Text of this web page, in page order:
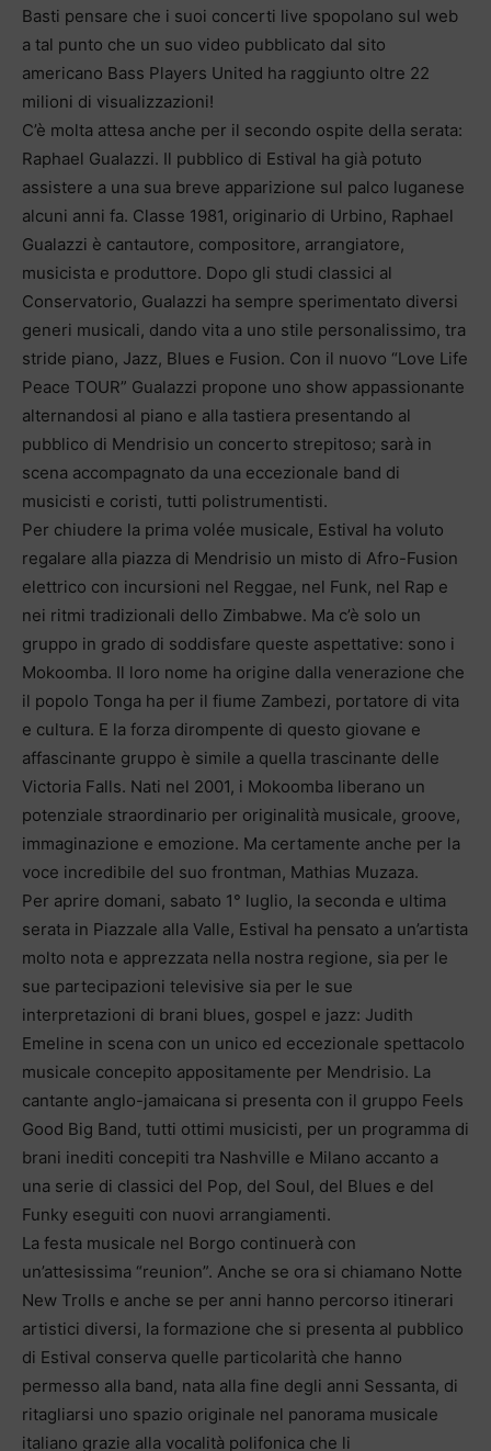
Basti pensare che i suoi concerti live spopolano sul web
a tal punto che un suo video pubblicato dal sito
americano Bass Players United ha raggiunto oltre 22
milioni di visualizzazioni!
C’è molta attesa anche per il secondo ospite della serata:
Raphael Gualazzi. Il pubblico di Estival ha già potuto
assistere a una sua breve apparizione sul palco luganese
alcuni anni fa. Classe 1981, originario di Urbino, Raphael
Gualazzi è cantautore, compositore, arrangiatore,
musicista e produttore. Dopo gli studi classici al
Conservatorio, Gualazzi ha sempre sperimentato diversi
generi musicali, dando vita a uno stile personalissimo, tra
stride piano, Jazz, Blues e Fusion. Con il nuovo “Love Life
Peace TOUR” Gualazzi propone uno show appassionante
alternandosi al piano e alla tastiera presentando al
pubblico di Mendrisio un concerto strepitoso; sarà in
scena accompagnato da una eccezionale band di
musicisti e coristi, tutti polistrumentisti.
Per chiudere la prima volée musicale, Estival ha voluto
regalare alla piazza di Mendrisio un misto di Afro-Fusion
elettrico con incursioni nel Reggae, nel Funk, nel Rap e
nei ritmi tradizionali dello Zimbabwe. Ma c’è solo un
gruppo in grado di soddisfare queste aspettative: sono i
Mokoomba. Il loro nome ha origine dalla venerazione che
il popolo Tonga ha per il fiume Zambezi, portatore di vita
e cultura. E la forza dirompente di questo giovane e
affascinante gruppo è simile a quella trascinante delle
Victoria Falls. Nati nel 2001, i Mokoomba liberano un
potenziale straordinario per originalità musicale, groove,
immaginazione e emozione. Ma certamente anche per la
voce incredibile del suo frontman, Mathias Muzaza.
Per aprire domani, sabato 1° luglio, la seconda e ultima
serata in Piazzale alla Valle, Estival ha pensato a un’artista
molto nota e apprezzata nella nostra regione, sia per le
sue partecipazioni televisive sia per le sue
interpretazioni di brani blues, gospel e jazz: Judith
Emeline in scena con un unico ed eccezionale spettacolo
musicale concepito appositamente per Mendrisio. La
cantante anglo-jamaicana si presenta con il gruppo Feels
Good Big Band, tutti ottimi musicisti, per un programma di
brani inediti concepiti tra Nashville e Milano accanto a
una serie di classici del Pop, del Soul, del Blues e del
Funky eseguiti con nuovi arrangiamenti.
La festa musicale nel Borgo continuerà con
un’attesissima “reunion”. Anche se ora si chiamano Notte
New Trolls e anche se per anni hanno percorso itinerari
artistici diversi, la formazione che si presenta al pubblico
di Estival conserva quelle particolarità che hanno
permesso alla band, nata alla fine degli anni Sessanta, di
ritagliarsi uno spazio originale nel panorama musicale
italiano grazie alla vocalità polifonica che li